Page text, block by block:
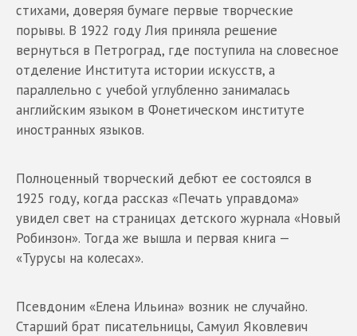
стихами, доверяя бумаге первые творческие
порывы. В 1922 году Лия приняла решение
вернуться в Петроград, где поступила на словесное
отделение Института истории искусств, а
параллельно с учебой углубленно занималась
английским языком в Фонетическом институте
иностранных языков.
Полноценный творческий дебют ее состоялся в
1925 году, когда рассказ «Печать управдома»
увидел свет на страницах детского журнала «Новый
Робинзон». Тогда же вышла и первая книга —
«Турусы на колесах».
Псевдоним «Елена Ильина» возник не случайно.
Старший брат писательницы, Самуил Яковлевич